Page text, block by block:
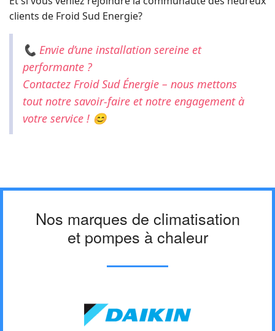
clients de Froid Sud Energie?
📞 Envie d’une installation sereine et
performante ?
Contactez Froid Sud Énergie – nous mettons
tout notre savoir-faire et notre engagement à
votre service ! 😊
Nos marques de climatisation
et pompes à chaleur